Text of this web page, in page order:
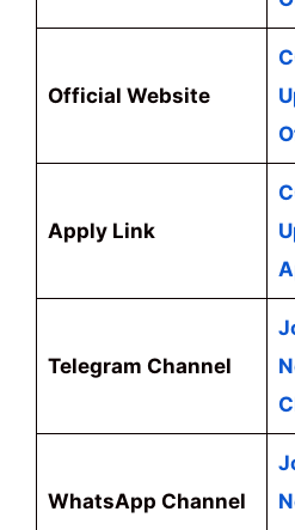
Official Website
Apply Link
Telegram Channel
WhatsApp Channel